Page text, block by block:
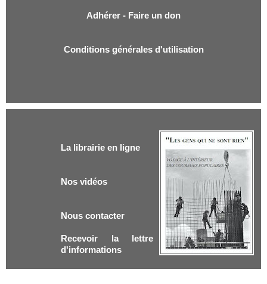
Adhérer - Faire un don
Conditions générales d'utilisation
La librairie en ligne
Nos vidéos
Nous contacter
Recevoir la lettre
d'informations